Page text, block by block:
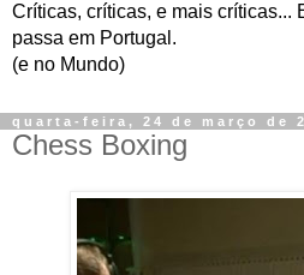
Críticas, críticas, e mais críticas...
passa em Portugal.
(e no Mundo)
quarta-feira, 24 de março de
Chess Boxing